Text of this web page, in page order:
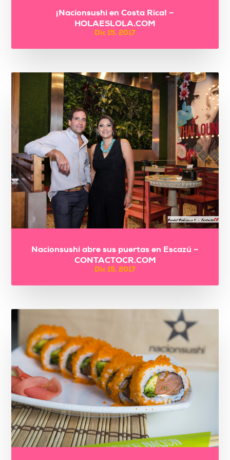
¡Nacionsushi en Costa Rica! –
HOLAESLOLA.COM
Dic 15, 2017
Nacionsushi abre sus puertas en Escazú –
CONTACTOCR.COM
Dic 15, 2017